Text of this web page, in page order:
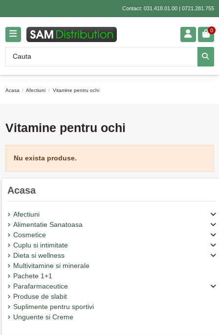
Contact: 031.418.01.00| 0721.281.755
0
Acasa Afectiuni Vitamine pentru ochi
Vitamine pentru ochi
Nu exista produse.
Acasa
Afectiuni
Alimentatie Sanatoasa
Cosmetice
Cuplu si intimitate
Dieta si wellness
Multivitamine si minerale
Pachete 1+1
Parafarmaceutice
Produse de slabit
Suplimente pentru sportivi
Unguente si Creme